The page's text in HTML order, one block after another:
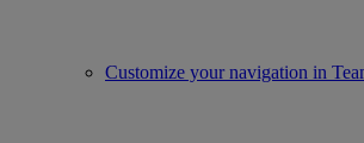
Customize your navigation in